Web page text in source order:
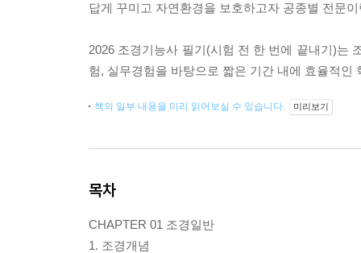
답게 꾸미고 자연환경을 보호하고자 공종별 전문
2026 조경기능사 필기(시험 전 한 번에 끝내기)는
험, 실무경험을 바탕으로 짧은 기간 내에 효율적
책의 일부 내용을 미리 읽어보실 수 있습니다. 미리보기
목차
CHAPTER 01 조경일반
1. 조경개념